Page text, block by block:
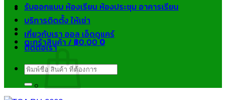
ตะกร้าสินค้า /฿0.000
รับออกแบบ ห้องเรียน ห้องประชุม อาคารเรียน
บริการติดตั้ง ให้เช่า
เกี่ยวกับเรา ออล เอ็ดดูแคร์
ติดต่อเรา
ค้นหา: